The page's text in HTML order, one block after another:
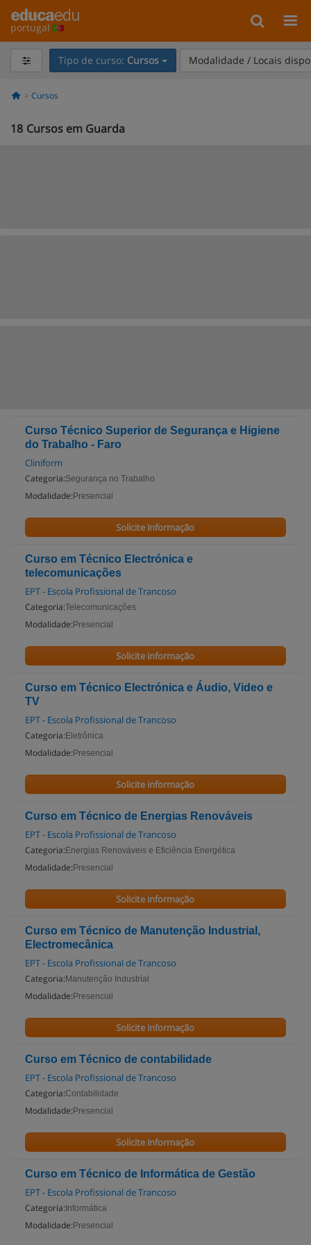
portugal
Tipo de curso: Cursos Modalidade / Locais
Cursos
18 Cursos em Guarda
Curso Técnico Superior de Segurança e Higiene
do Trabalho - Faro
Cliniform
Categoria:Segurança no Trabalho
Modalidade: Presencial
Solicite informação
Curso em Técnico Electrónica e
telecomunicações
EPT - Escola Profissional de Trancoso
Categoria:Telecomunicações
Modalidade: Presencial
Solicite informação
Curso em Técnico Electrónica e Áudio, Video e
TV
EPT - Escola Profissional de Trancoso
Categoria: Eletrônica
Modalidade: Presencial
Solicite informação
Curso em Técnico de Energias Renováveis
EPT - Escola Profissional de Trancoso
Categoria: Energias Renováveis e Eficiência Energética
Modalidade: Presencial
Solicite informação
Curso em Técnico de Manutenção Industrial,
Electromecânica
EPT - Escola Profissional de Trancoso
Categoria: Manutenção Industrial
Modalidade: Presencial
Solicite informação
Curso em Técnico de contabilidade
EPT - Escola Profissional de Trancoso
Categoria:Contabilidade
Modalidade: Presencial
Solicite informação
Curso em Técnico de Informática de Gestão
EPT - Escola Profissional de Trancoso
Categoria: Informática
Modalidade: Presencial